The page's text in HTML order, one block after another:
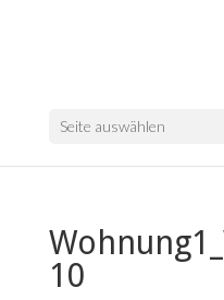
Seite auswählen
10